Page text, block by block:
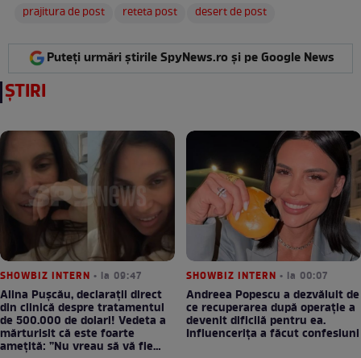
prajitura de post reteta post desert de post
Puteți urmări știrile SpyNews.ro și pe Google News
ȘTIRI
SHOWBIZ INTERN • la 09:47
Alina Pușcău, declarații direct
din clinică despre tratamentul
de 500.000 de dolari! Vedeta a
mărturisit că este foarte
amețită: ”Nu vreau să vă fie
SHOWBIZ INTERN • la 00:07
Andreea Popescu a dezvăluit de
ce recuperarea după operație a
devenit dificilă pentru ea.
Influencerița a făcut confesiuni